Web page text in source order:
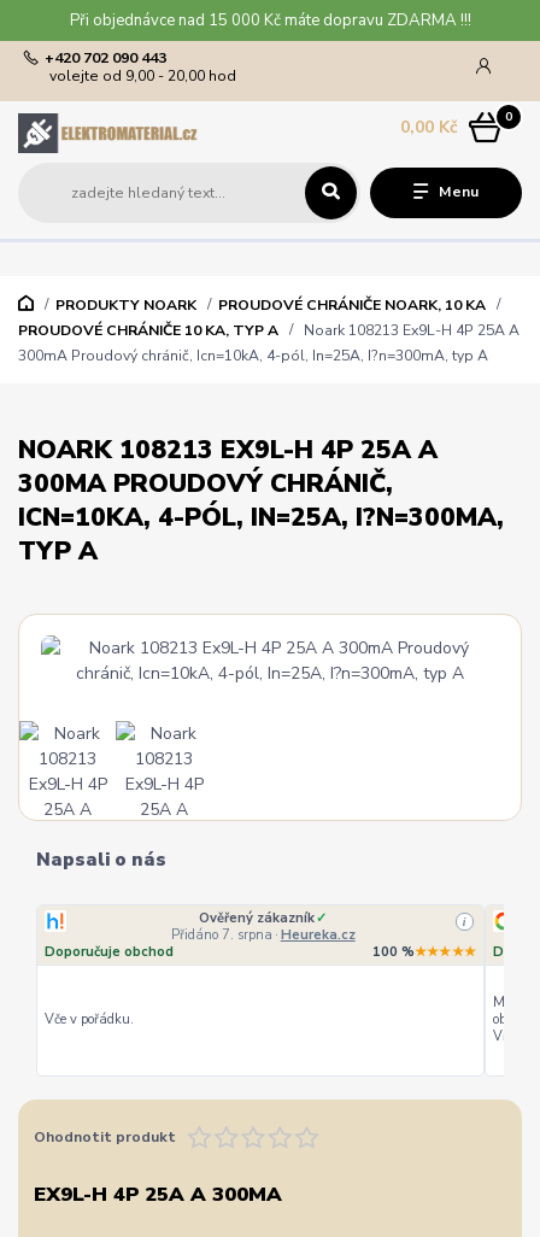
Při objednávce nad 15 000 Kč máte dopravu ZDARMA !!!
Menu
+420 702 090 443
volejte od 9,00 - 20,00 hod
0
0,00 Kč
PRODUKTY NOARK
PROUDOVÉ CHRÁNIČE NOARK, 10 KA
PROUDOVÉ CHRÁNIČE 10 KA, TYP A
Noark 108213 Ex9L-H 4P 25A A
300mA Proudový chránič, Icn=10kA, 4-pól, In=25A, I?n=300mA, typ A
NOARK 108213 EX9L-H 4P 25A A
300MA PROUDOVÝ CHRÁNIČ,
ICN=10KA, 4-PÓL, IN=25A, I?N=300MA,
TYP A
Napsali o nás
Radek Polach✓
Přidáno 4. srpna ·Google
Doporučuje obchod 100 %★★★★★
objednávky a precizní zabalení. Každý sáček popsány, super ceny.
Ohodnotit produkt
EX9L-H 4P 25A A 300MA